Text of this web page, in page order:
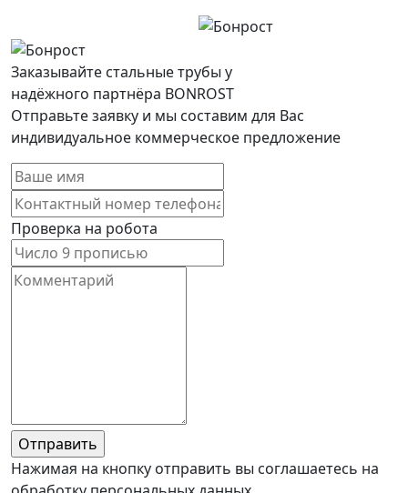
Заказывайте стальные трубы у
надёжного партнёра BONROST
Отправьте заявку и мы составим для Вас
индивидуальное коммерческое предложение
Проверка на робота
Нажимая на кнопку отправить вы соглашаетесь на